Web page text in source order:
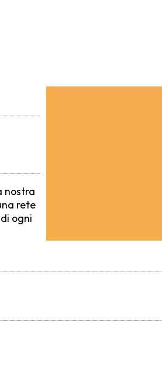
nostra
rete
ogni